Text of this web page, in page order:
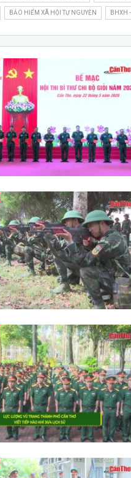
BẢO HIỂM XÃ HỘI TỰ NGUYỆN BHXH